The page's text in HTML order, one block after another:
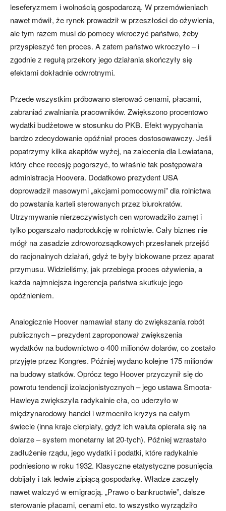
leseferyzmem i wolnością gospodarczą. W przemówieniach
nawet mówił, że rynek prowadził w przeszłości do ożywienia,
ale tym razem musi do pomocy wkroczyć państwo, żeby
przyspieszyć ten proces. A zatem państwo wkroczyło – i
zgodnie z regułą przekory jego działania skończyły się
efektami dokładnie odwrotnymi.
Przede wszystkim próbowano sterować cenami, płacami,
zabraniać zwalniania pracowników. Zwiększono procentowo
wydatki budżetowe w stosunku do PKB. Efekt wypychania
bardzo zdecydowanie opóźniał proces dostosowawczy. Jeśli
popatrzymy kilka akapitów wyżej, na zalecenia dla Lewiatana,
który chce recesję pogorszyć, to właśnie tak postępowała
administracja Hoovera. Dodatkowo prezydent USA
doprowadził masowymi „akcjami pomocowymi” dla rolnictwa
do powstania karteli sterowanych przez biurokratów.
Utrzymywanie nierzeczywistych cen wprowadziło zamęt i
tylko pogarszało nadprodukcję w rolnictwie. Cały biznes nie
mógł na zasadzie zdroworozsądkowych przesłanek przejść
do racjonalnych działań, gdyż te były blokowane przez aparat
przymusu. Widzieliśmy, jak przebiega proces ożywienia, a
każda najmniejsza ingerencja państwa skutkuje jego
opóźnieniem.
Analogicznie Hoover namawiał stany do zwiększania robót
publicznych – prezydent zaproponował zwiększenia
wydatków na budownictwo o 400 milionów dolarów, co zostało
przyjęte przez Kongres. Później wydano kolejne 175 milionów
na budowy statków. Oprócz tego Hoover przyczynił się do
powrotu tendencji izolacjonistycznych – jego ustawa Smoota-
Hawleya zwiększyła radykalnie cła, co uderzyło w
międzynarodowy handel i wzmocniło kryzys na całym
świecie (inna kraje cierpiały, gdyż ich waluta opierała się na
dolarze – system monetarny lat 20-tych). Później wzrastało
zadłużenie rządu, jego wydatki i podatki, które radykalnie
podniesiono w roku 1932. Klasyczne etatystyczne posunięcia
dobijały i tak ledwie zipiącą gospodarkę. Władze zaczęły
nawet walczyć w emigracją. „Prawo o bankructwie”, dalsze
sterowanie płacami, cenami etc. to wszystko wyrządziło